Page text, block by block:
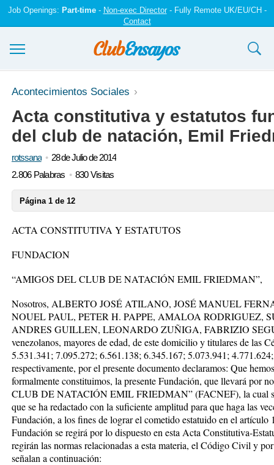
Job Openings: Part-time- Non-exec Director- Fully Remote UK/EU/CH -
Contact
Ensayos y trabajos
Registrarse
Iniciar sesión
Acontecimientos Sociales
Acta constitutiva y estatutos
del club de natación, Emil
rotssana
28 de Julio de 2014
2.806 Palabras
830 Visitas
Página 1 de 12
ACTA CONSTITUTIVA Y ESTATUTOS
FUNDACION
“AMIGOS DEL CLUB DE NATACIÓN EMIL FRIEDMAN”,
Nosotros, ALBERTO JOSÉ ATILANO, JOSÉ MANUEL
NOUEL PAUL, PETER H. PAPPE, AMALOA RODRIGUEZ,
ANDRES GUILLEN, LEONARDO ZUÑIGA, FABRIZIO
venezolanos, mayores de edad, de este domicilio y titulares de las
5.531.341; 7.095.272; 6.561.138; 6.345.167; 5.073.941;
respectivamente, por el presente documento declaramos: Que
formalmente constituimos, la presente Fundación, que llevará
CLUB DE NATACIÓN EMIL FRIEDMAN” (FACNEF), la cual
que se ha redactado con la suficiente amplitud para que haga las
Fundación, a los fines de lograr el cometido estatuido en el
Fundación se regirá por lo dispuesto en esta Acta Constitutiva-
regirán las normas relacionadas a esta materia, el Código Civil y
señalan a continuación: